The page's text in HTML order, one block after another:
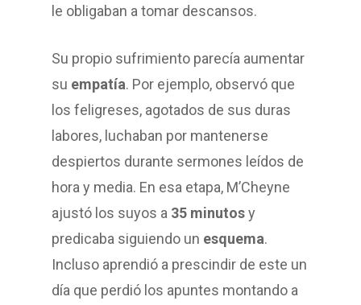
le obligaban a tomar descansos.
Su propio sufrimiento parecía aumentar
su empatía. Por ejemplo, observó que
los feligreses, agotados de sus duras
labores, luchaban por mantenerse
despiertos durante sermones leídos de
hora y media. En esa etapa, M’Cheyne
ajustó los suyos a 35 minutosy
predicaba siguiendo un esquema.
Incluso aprendió a prescindir de este un
día que perdió los apuntes montando a